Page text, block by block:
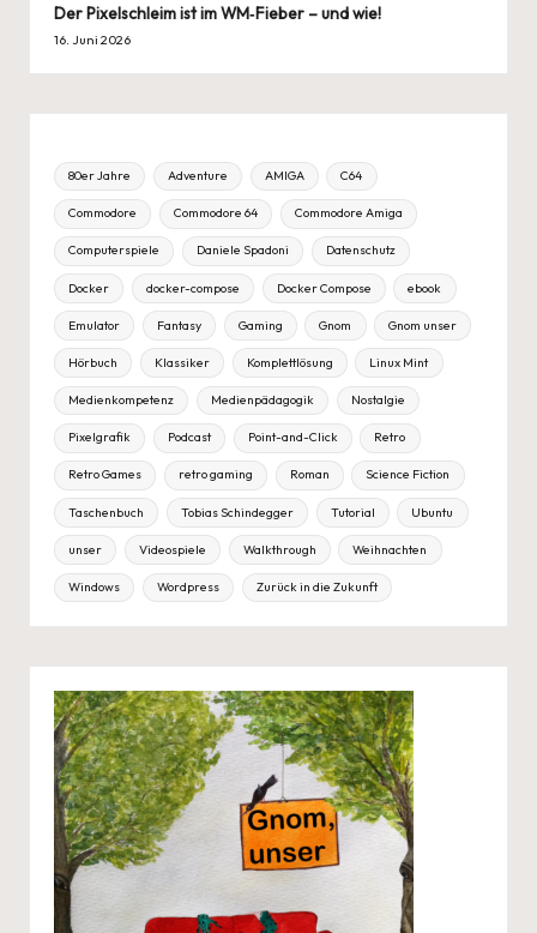
Der Pixelschleim ist im WM‑Fieber – und wie!
16. Juni 2026
80er Jahre Adventure AMIGA C64
Commodore Commodore 64 Commodore Amiga
Computerspiele Daniele Spadoni Datenschutz
Docker docker-compose Docker Compose ebook
Emulator Fantasy Gaming Gnom Gnom unser
Hörbuch Klassiker Komplettlösung Linux Mint
Medienkompetenz Medienpädagogik Nostalgie
Pixelgrafik Podcast Point-and-Click Retro
Retro Games retro gaming Roman Science Fiction
Taschenbuch Tobias Schindegger Tutorial Ubuntu
unser Videospiele Walkthrough Weihnachten
Windows Wordpress Zurück in die Zukunft